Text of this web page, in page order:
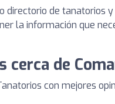
directorio de tanatorios
la información que
cerca de
con mejores